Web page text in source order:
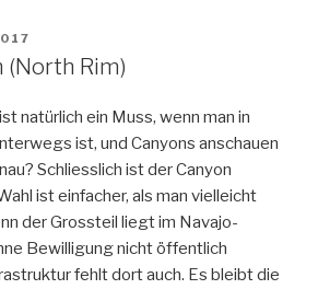
(North Rim)
natürlich ein Muss, wenn man in
ist, und Canyons anschauen
Schliesslich ist der Canyon
ist einfacher, als man vielleicht
der Grossteil liegt im Navajo-
Bewilligung nicht öffentlich
fehlt dort auch. Es bleibt die